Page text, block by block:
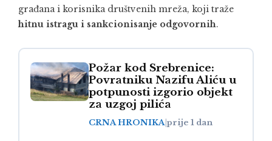
građana i korisnika društvenih mreža, koji traže
hitnu istragu i sankcionisanje odgovornih.
Požar kod Srebrenice:
Povratniku Nazifu Aliću u
potpunosti izgorio objekt
za uzgoj pilića
CRNA HRONIKAprije 1 dan